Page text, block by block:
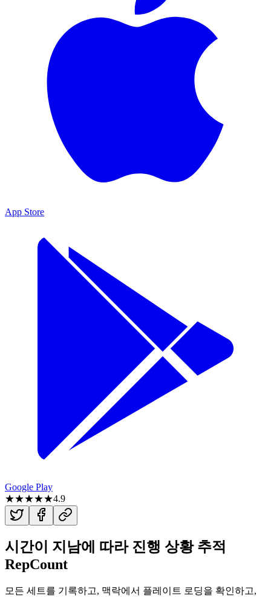
App Store
Google Play
★★★★★4.9
시간이 지남에 따라 진행 상황 추적
RepCount
모든 세트를 기록하고, 맥락에서 플레이트 로딩을 확인하고,